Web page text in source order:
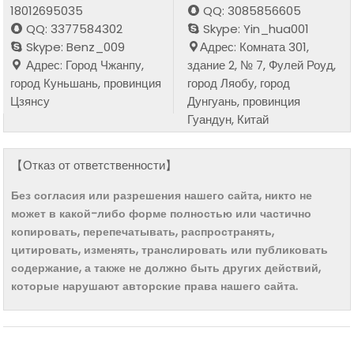
18012695035
QQ: 3377584302
Skype: Benz_009
Адрес: Город Чжанпу,
город Куньшань, провинция
Цзянсу
QQ: 3085856605
Skype: Yin_hua001
Адрес: Комната 301,
здание 2, № 7, Фулей Роуд,
город Ляобу, город
Дунгуань, провинция
Гуандун, Китай
【Отказ от ответственности】
Без согласия или разрешения нашего сайта, никто не
может в какой-либо форме полностью или частично
копировать, перепечатывать, распространять,
цитировать, изменять, транслировать или публиковать
содержание, а также не должно быть других действий,
которые нарушают авторские права нашего сайта.